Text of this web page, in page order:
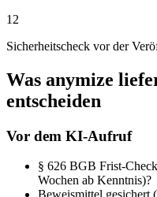
12
Sicherheitscheck vor der
Was anymize
entscheiden
Vor dem KI-Aufruf
§ 626 BGB Frist-
Wochen ab Kenntnis)?